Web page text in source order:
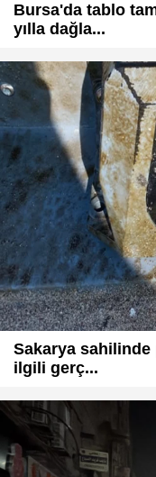
Bursa'da tablo
yılla dağla...
Sakarya
ilgili gerç...